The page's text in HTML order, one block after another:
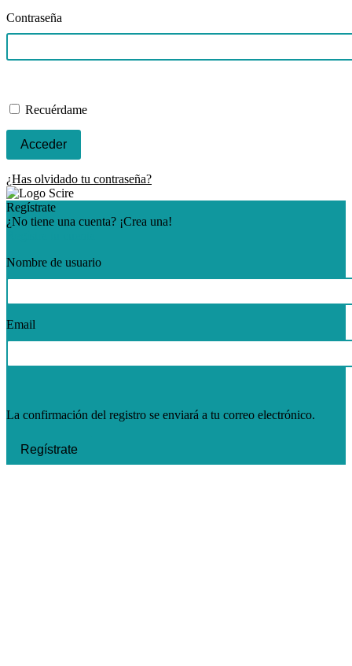
Contraseña
Recuérdame
¿Has olvidado tu contraseña?
Regístrate
¿No tiene una cuenta? ¡Crea una!
Nombre de usuario
Email
La confirmación del registro se enviará a tu correo electrónico.